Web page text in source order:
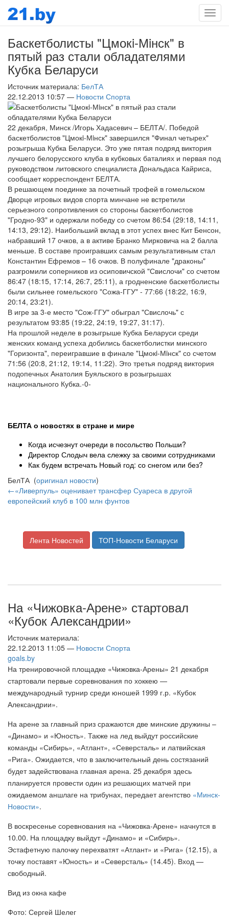
Меню
Баскетболисты "Цмокi-Мiнск" в
пятый раз стали обладателями
Кубка Беларуси
Источник материала: БелТА
22.12.2013 10:57 — Новости Спорта
22 декабря, Минск /Игорь Хадасевич – БЕЛТА/. Победой
баскетболистов "Цмокi-Мiнск" завершился "Финал четырех"
розыгрыша Кубка Беларуси. Это уже пятая подряд виктория
лучшего белорусского клуба в кубковых баталиях и первая под
руководством литовского специалиста Дональдаса Кайриса,
сообщает корреспондент БЕЛТА.
В решающем поединке за почетный трофей в гомельском
Дворце игровых видов спорта минчане не встретили
серьезного сопротивления со стороны баскетболистов
"Гродно-93" и одержали победу со счетом 86:54 (29:18, 14:11,
14:13, 29:12). Наибольший вклад в этот успех внес Кит Бенсон,
набравший 17 очков, а в активе Бранко Мирковича на 2 балла
меньше. В составе проигравших самым результативным стал
Константин Ефремов – 16 очков. В полуфинале "драконы"
разгромили соперников из осиповичской "Свислочи" со счетом
86:47 (18:15, 17:14, 26:7, 25:11), а гродненские баскетболисты
были сильнее гомельского "Сожа-ГГУ" - 77:66 (18:22, 16:9,
20:14, 23:21).
В игре за 3-е место "Сож-ГГУ" обыграл "Свислочь" с
результатом 93:85 (19:22, 24:19, 19:27, 31:17).
На прошлой неделе в розыгрыше Кубка Беларуси среди
женских команд успеха добились баскетболистки минского
"Горизонта", переигравшие в финале "Цмокi-Мiнск" со счетом
71:56 (20:8, 21:12, 19:14, 11:22). Это третья подряд виктория
подопечных Анатолия Буяльского в розыгрышах
национального Кубка.-0-
БЕЛТА о новостях в стране и мире
Когда исчезнут очереди в посольство Польши?
Директор Слодыч вела слежку за своими сотрудниками
Как будем встречать Новый год: со снегом или без?
БелТА (оригинал новости)
←«Ливерпуль» оценивает трансфер Суареса в другой
европейский клуб в 100 млн фунтов
Лента Новостей ТОП-Новости Беларуси
На «Чижовка-Арене» стартовал
«Кубок Александрии»
Источник материала:
22.12.2013 11:05 — Новости Спорта
goals.by
На тренировочной площадке «Чижовка-Арены» 21 декабря
стартовали первые соревнования по хоккею —
международный турнир среди юношей 1999 г.р. «Кубок
Александрии».
На арене за главный приз сражаются две минские дружины –
«Динамо» и «Юность». Также на лед выйдут российские
команды «Сибирь», «Атлант», «Северсталь» и латвийская
«Рига». Ожидается, что в заключительный день состязаний
будет задействована главная арена. 25 декабря здесь
планируется провести один из решающих матчей при
ожидаемом аншлаге на трибунах, передает агентство «Минск-
Новости».
В воскресенье соревнования на «Чижовка-Арене» начнутся в
10.00. На площадку выйдут «Динамо» и «Сибирь».
Эстафетную палочку перехватят «Атлант» и «Рига» (12.15), а
точку поставят «Юность» и «Северсталь» (14.45). Вход —
свободный.
Вид из окна кафе
Фото: Сергей Шелег